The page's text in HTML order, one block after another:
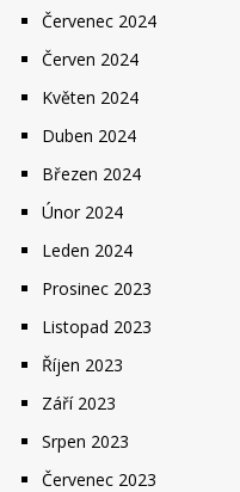
Červenec 2024
Červen 2024
Květen 2024
Duben 2024
Březen 2024
Únor 2024
Leden 2024
Prosinec 2023
Listopad 2023
Říjen 2023
Září 2023
Srpen 2023
Červenec 2023